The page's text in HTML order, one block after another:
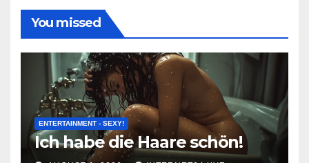
You missed
ENTERTAINMENT - SEXY!
Ich habe die Haare schön!